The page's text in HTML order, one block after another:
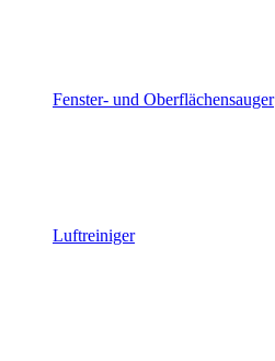
Fenster- und Oberflächensauger
Luftreiniger